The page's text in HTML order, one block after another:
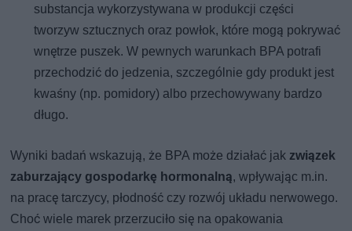
substancja wykorzystywana w produkcji części
tworzyw sztucznych oraz powłok, które mogą pokrywać
wnętrze puszek. W pewnych warunkach BPA potrafi
przechodzić do jedzenia, szczególnie gdy produkt jest
kwaśny (np. pomidory) albo przechowywany bardzo
długo.
Wyniki badań wskazują, że BPA może działać jak związek
zaburzający gospodarkę hormonalną, wpływając m.in.
na pracę tarczycy, płodność czy rozwój układu nerwowego.
Choć wiele marek przerzuciło się na opakowania